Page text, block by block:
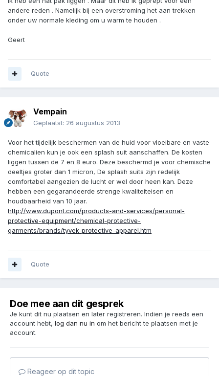
andere reden . Namelijk bij een overstroming het aan trekken
onder uw normale kleding om u warm te houden .
Geert
Quote
Vempain
Geplaatst: 26 augustus 2013
Voor het tijdelijk beschermen van de huid voor vloeibare en vaste
chemicalien kun je ook een splash suit aanschaffen. De kosten
liggen tussen de 7 en 8 euro. Deze beschermd je voor chemische
deeltjes groter dan 1 micron, De splash suits zijn redelijk
comfortabel aangezien de lucht er wel door heen kan. Deze
hebben een gegarandeerde strenge kwaliteiteisen en
houdbaarheid van 10 jaar.
http://www.dupont.com/products-and-services/personal-
protective-equipment/chemical-protective-
garments/brands/tyvek-protective-apparel.htm
Quote
Doe mee aan dit gesprek
Je kunt dit nu plaatsen en later registreren. Indien je reeds een
account hebt, log dan nu in om het bericht te plaatsen met je
account.
Reageer op dit topic